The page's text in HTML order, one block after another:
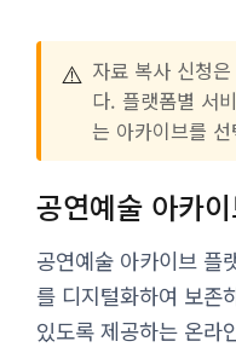
⚠️ 자료 복사 신청
다. 플랫폼별 서
는 아카이브를
공연예술 아카
공연예술 아카이브 플
를 디지털화하여 보존
있도록 제공하는 온라